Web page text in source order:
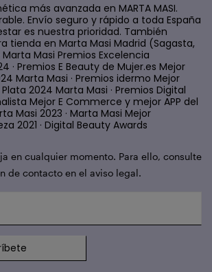
más avanzada en MARTA MASI.
Envío seguro y rápido a toda España
es nuestra prioridad. También
tienda en Marta Masi Madrid (Sagasta,
Masi Premios Excelencia
· Premios E Beauty de Mujer.es Mejor
Marta Masi · Premios idermo Mejor
2024 Marta Masi · Premios Digital
Mejor E Commerce y mejor APP del
Masi 2023 · Marta Masi Mejor
2021 · Digital Beauty Awards
en cualquier momento. Para ello, consulte
de contacto en el aviso legal.